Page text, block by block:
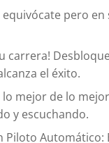
pero en
carrera!
el éxito.
lo mejor de lo
y escuchando.
Piloto Automático: